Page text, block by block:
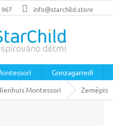
967 info@starchild.store
Gonzagarredi
Montessori Zeměpis